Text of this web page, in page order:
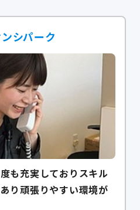
シパーク
も充実しておりスキル
り頑張りやすい環境が